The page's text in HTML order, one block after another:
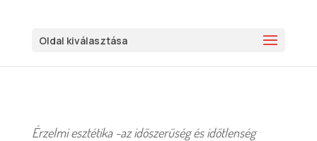
Oldal kiválasztása
Érzelmi esztétika -az időszerűség és időtlenség